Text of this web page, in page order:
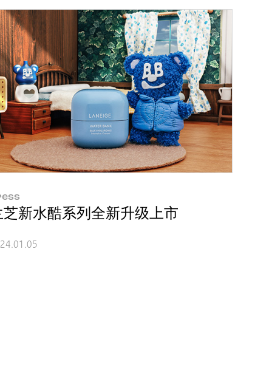
奖
芝新水酷系列全新升级上市